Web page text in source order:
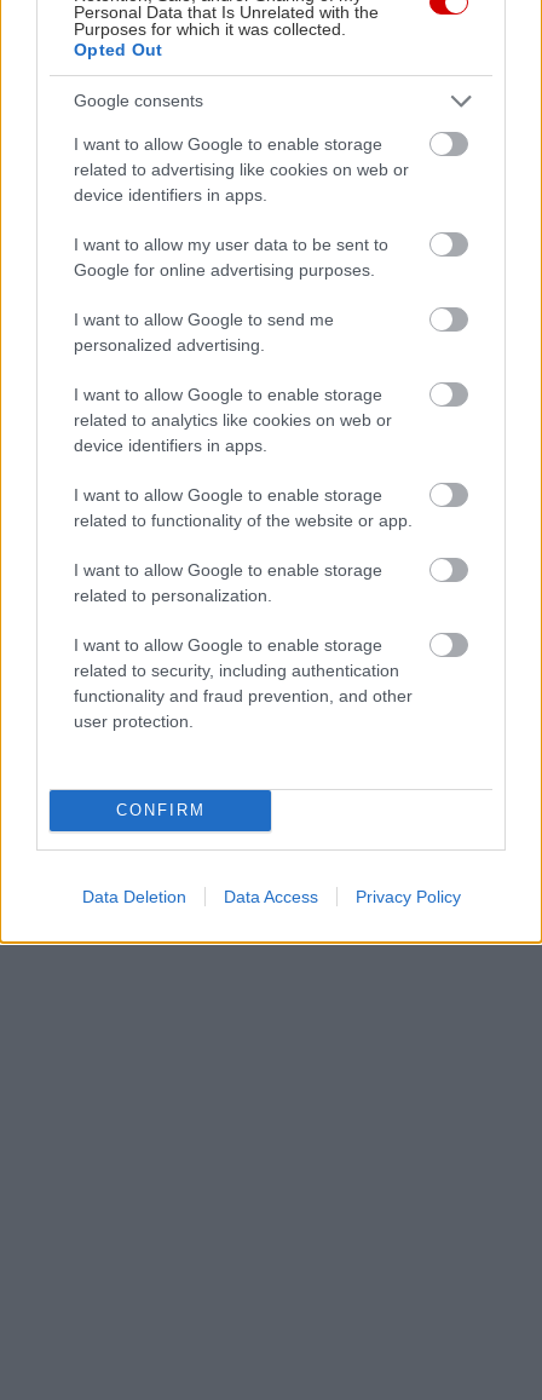
Personal Data that Is Unrelated with the
Purposes for which it was collected.
Opted Out
Google consents
I want to allow Google to enable storage
related to advertising like cookies on web or
device identifiers in apps.
I want to allow my user data to be sent to
Google for online advertising purposes.
I want to allow Google to send me
personalized advertising.
I want to allow Google to enable storage
related to analytics like cookies on web or
device identifiers in apps.
I want to allow Google to enable storage
related to functionality of the website or app.
I want to allow Google to enable storage
related to personalization.
I want to allow Google to enable storage
related to security, including authentication
functionality and fraud prevention, and other
user protection.
CONFIRM
Data Deletion Data Access Privacy Policy
Η Maria Rolls χωρίς φίλτρο
με τον